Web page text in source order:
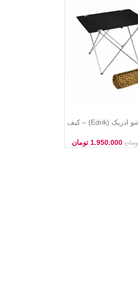
میز کمپینگ تاشو ادریک (Edrik) – کیف
1.950.000 تومان